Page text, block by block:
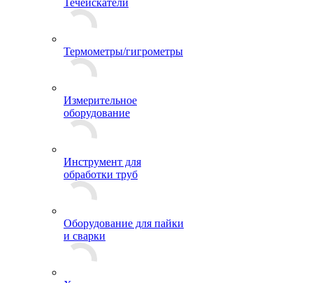
Течеискатели
Термометры/гигрометры
Измерительное
оборудование
Инструмент для
обработки труб
Оборудование для пайки
и сварки